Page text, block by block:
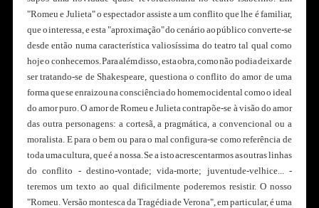
"Romeu e Julieta" o espectador assiste a um conflito que lhe é familiar,
que o interessa, e esta "aproximação" do cenário ao público converte-se
desde então numa característica valiosíssima do teatro tal qual como
hoje o conhecemos. Para além disso, esta obra, como não podia deixar de
ser tratando-se de Shakespeare, questiona o conflito do amor de uma
forma que se enraizou na consciência do homem ocidental como o ideal
do amor puro. O amor de Romeu e Julieta contrapõe-se à visão do amor
das outra personagens: a cortesã, a pragmática, a convencional ou a
moralista. E para o bem ou para o mal configura-se como referência de
toda uma cultura, que é a nossa. Se a isto acrescentarmos as outras linhas
do conflito - destino-vontade; vida-morte; juventude-velhice... -
teremos um texto ao qual dificilmente poderemos resistir. O nosso
"Romeu. Versão montesca da Tragédia de Verona", em particular, é uma